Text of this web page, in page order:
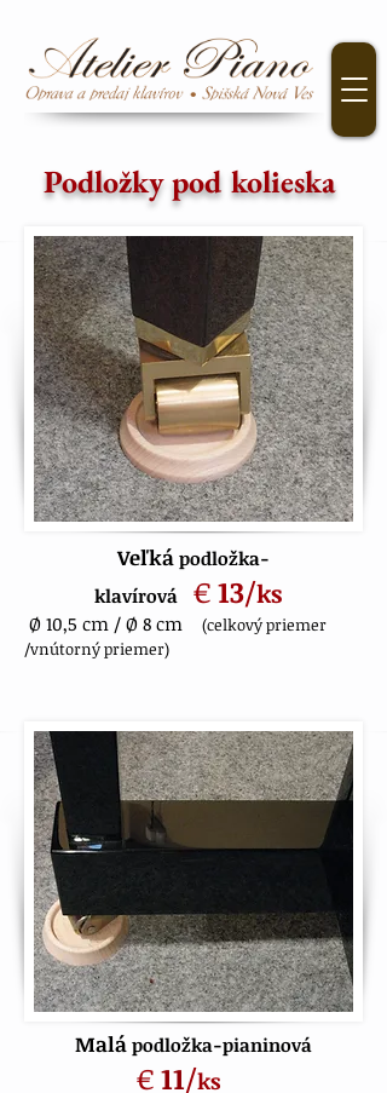
Podložky pod kolieska
Veľká podložka-
klavírová
€13/ks
Ø 10,5 cm / Ø 8 cm (celkový priemer
/vnútorný priemer)
Malá podložka-pianinová
€11/ks